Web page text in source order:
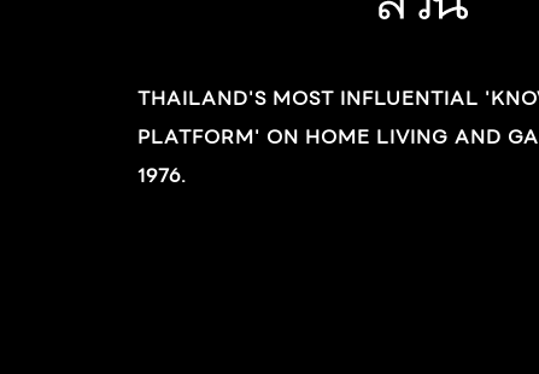
THAILAND'S MOST INFLUENTIAL
PLATFORM' ON HOME LIVING AND
1976.